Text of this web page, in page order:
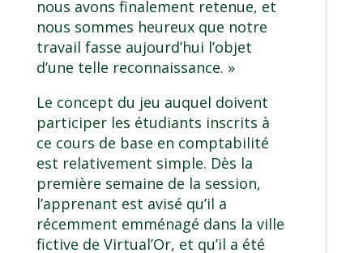
nous avons finalement retenue, et
nous sommes heureux que notre
travail fasse aujourd’hui l’objet
d’une telle reconnaissance. »
Le concept du jeu auquel doivent
participer les étudiants inscrits à
ce cours de base en comptabilité
est relativement simple. Dès la
première semaine de la session,
l’apprenant est avisé qu’il a
récemment emménagé dans la ville
fictive de Virtual’Or, et qu’il a été